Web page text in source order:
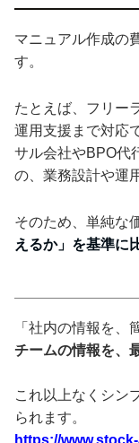
マニュアル作成の
す。
たとえば、フリー
運用支援まで対応
サル会社やBPO代
の、業務設計や運
そのため、単純な
えるか」を基準に
「社内の情報を、
チームの情報を、
これ以上なくシン
られます。
https://